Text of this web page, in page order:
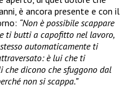
è ancora presente e con il
“Non è possibile scappare
ti butti a capofitto nel lavoro,
automaticamente ti
è lui che ti
che dicono che sfuggono dal
non si scappa.”